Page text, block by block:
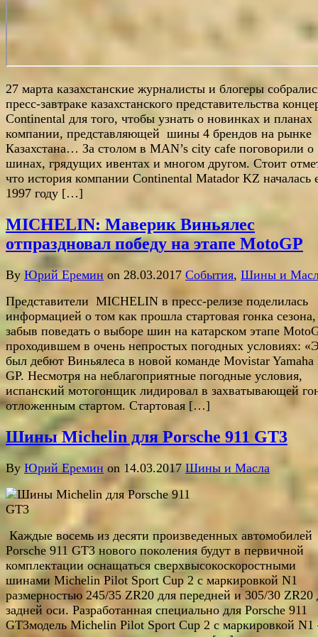
27 марта казахстанские журналисты и блогеры
пресс-завтраке казахстанского представительства
Continental для того, чтобы узнать о новинках и планах
компании, представляющей шины 4 брендов на рынке
Казахстана… За столом в MAN’s city cafe поговорили о
шинах, грядущих ивентах и многом другом. Стоит
что история компании Continental Matador KZ началась
1997 году […]
MICHELIN: Маверик Виньялес
отпраздновал победу на этапе MotoGP
By Юрий Еремин on 28.03.2017 События, Шины и
Представители MICHELIN в пресс-релизе поделилась
информацией о том как прошла стартовая гонка
забыв поведать о выборе шин на катарском этапе
проходившем в очень непростых погодных условиях:
был дебют Виньялеса в новой команде Movistar
GP. Несмотря на неблагоприятные погодные условия,
испанский мотогонщик лидировал в захватывающей
отложенным стартом. Стартовая […]
Шины Michelin для Porsche 911 GT3
By Юрий Еремин on 14.03.2017 Шины и Масла
Каждые восемь из десяти произведенных автомобилей
Porsche 911 GT3 нового поколения будут в первичной
комплектации оснащаться сверхвысокоскоростными
шинами Michelin Pilot Sport Cup 2 с маркировкой N1
размерностью 245/35 ZR20 для передней и 305/30 ZR20
задней оси. Разработанная специально для Porsche 911
GT3модель Michelin Pilot Sport Cup 2 с маркировкой N1